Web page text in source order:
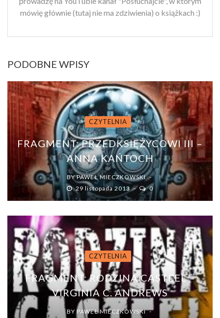
mówię głównie (tutaj nie ma zdziwienia) o książkach :)
PODOBNE WPISY
CZYTELNIA
FRAGMENT: PRZEDKSIĘŻYCOWI III –
ANNA KAŃTOCH
BYPAWEŁ MIECZKOWSKI
29 listopada 2013
0
CZYTELNIA
FRAGMENT: RODZINA CASTEEL –
VIRGINIA C. ANDREWS
BYPAWEŁ MIECZKOWSKI